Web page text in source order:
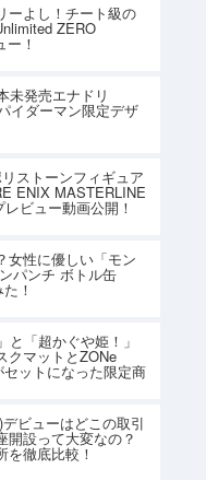
ーよし！チート級の
ZERO
！
未発売エナドリ
イダーマン限定デザ
ストーンフィギュア
ENIX MASTERLINE
ビュー動画公開！
女性に優しい「モン
パンチ ボトル缶
！
と「超かぐや姫！」
クマットとZONe
ットになった限定商
ビューはどこの取引
開設って大変なの？
を徹底比較！